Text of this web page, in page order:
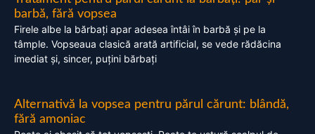
barbă, fără vopsea
Firele albe la bărbați apar adesea întâi în barbă și pe la
tâmple. Vopseaua clasică arată artificial, se vede rădăcina
imediat și, sincer, puțini bărbați
Alternativă la vopsea pentru părul cărunt: blândă,
fără amoniac